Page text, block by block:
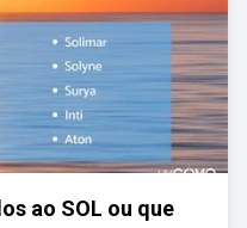
ao SOL ou que